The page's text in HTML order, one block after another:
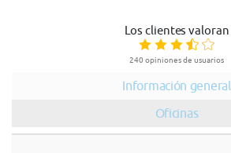
Los clientes valoran
240 opiniones de usuarios
Información general
Oficinas